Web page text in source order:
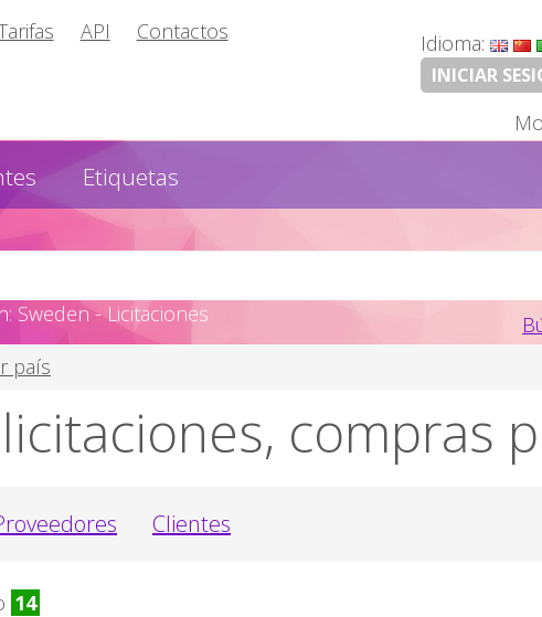
API Contactos Idioma:
INICIAR
Etiquetas
Sweden - Licitaciones
país
compras
Clientes
14